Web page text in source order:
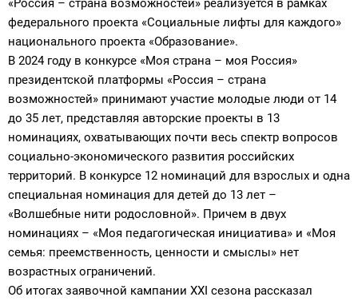
«Россия – страна возможностей» реализуется в рамках
федерального проекта «Социальные лифты для каждого»
национального проекта «Образование».
В 2024 году в конкурсе «Моя страна – моя Россия»
президентской платформы «Россия – страна
возможностей» принимают участие молодые люди от 14
до 35 лет, представляя авторские проекты в 13
номинациях, охватывающих почти весь спектр вопросов
социально-экономического развития российских
территорий. В конкурсе 12 номинаций для взрослых и одна
специальная номинация для детей до 13 лет –
«Волшебные нити родословной». Причем в двух
номинациях – «Моя педагогическая инициатива» и «Моя
семья: преемственность, ценности и смыслы» нет
возрастных ограничений.
Об итогах заявочной кампании XXI сезона рассказал